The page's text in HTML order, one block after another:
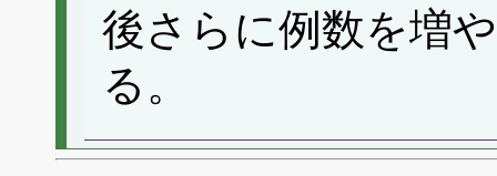
後さらに例数を増
る。